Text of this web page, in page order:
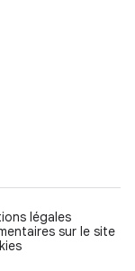
légales
sur le site